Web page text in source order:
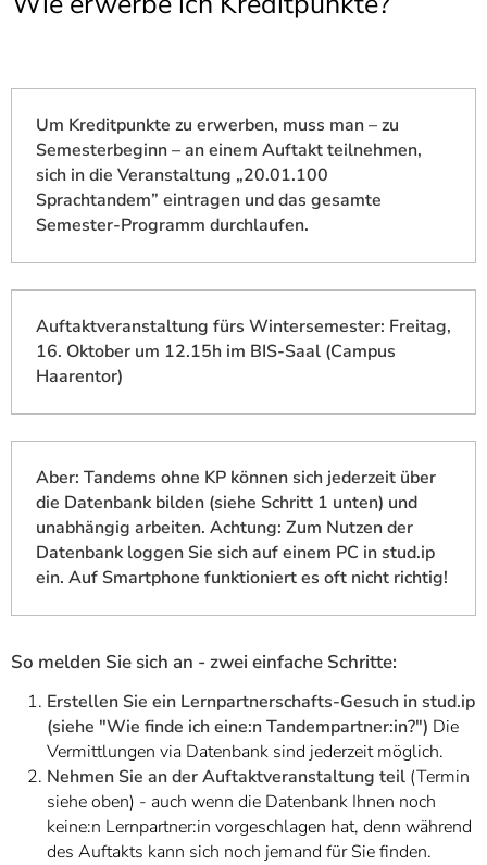
7
Um Kreditpunkte zu erwerben, muss man – zu
Semesterbeginn – an einem Auftakt teilnehmen,
sich in die Veranstaltung „20.01.100
Sprachtandem” eintragen und das gesamte
Semester-Programm durchlaufen.
Auftaktveranstaltung fürs Wintersemester: Freitag,
16. Oktober um 12.15h im BIS-Saal (Campus
Haarentor)
Aber: Tandems ohne KP können sich jederzeit über
die Datenbank bilden (siehe Schritt 1 unten) und
unabhängig arbeiten. Achtung: Zum Nutzen der
Datenbank loggen Sie sich auf einem PC in stud.ip
ein. Auf Smartphone funktioniert es oft nicht richtig!
So melden Sie sich an - zwei einfache Schritte:
Erstellen Sie ein Lernpartnerschafts-Gesuch in stud.ip
(siehe "Wie finde ich eine:n Tandempartner:in?") Die
Vermittlungen via Datenbank sind jederzeit möglich.
Nehmen Sie an der Auftaktveranstaltung teil (Termin
siehe oben) - auch wenn die Datenbank Ihnen noch
keine:n Lernpartner:in vorgeschlagen hat, denn während
des Auftakts kann sich noch jemand für Sie finden.